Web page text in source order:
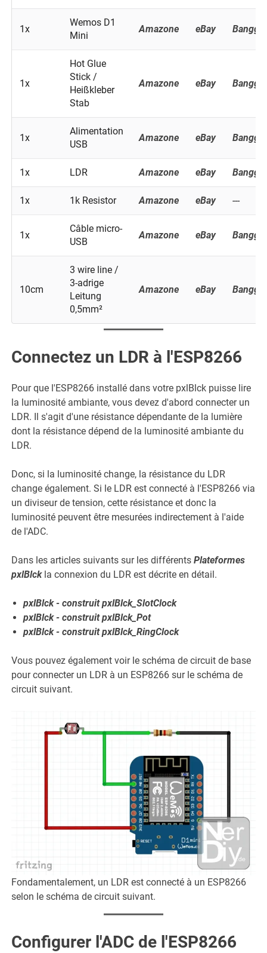
1x
Wemos D1
Mini
Amazone eBay
1x
Hot Glue
Stick /
Heißkleber
Stab
Amazone eBay
1x
Alimentation
USB
Amazone eBay
1x LDR Amazone eBay
1x 1k Resistor Amazone eBay ---
1x
Câble micro-
USB
Amazone eBay
10cm
3 wire line /
3-adrige
Leitung
0,5mm²
Amazone eBay
Connectez un LDR à l'ESP8266
Pour que l'ESP8266 installé dans votre pxlBlck puisse lire
la luminosité ambiante, vous devez d'abord connecter un
LDR. Il s'agit d'une résistance dépendante de la lumière
dont la résistance dépend de la luminosité ambiante du
LDR.
Donc, si la luminosité change, la résistance du LDR
change également. Si le LDR est connecté à l'ESP8266 via
un diviseur de tension, cette résistance et donc la
luminosité peuvent être mesurées indirectement à l'aide
de l'ADC.
Dans les articles suivants sur les différentsPlateformes
pxlBlckla connexion du LDR est décrite en détail.
pxlBlck - construit pxlBlck_SlotClock
pxlBlck - construit pxlBlck_Pot
pxlBlck - construit pxlBlck_RingClock
Vous pouvez également voir le schéma de circuit de base
pour connecter un LDR à un ESP8266 sur le schéma de
circuit suivant.
Fondamentalement, un LDR est connecté à un ESP8266
selon le schéma de circuit suivant.
Configurer l'ADC de l'ESP8266